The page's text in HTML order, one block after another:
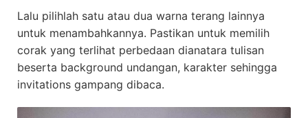
Lalu pilihlah satu atau dua warna terang lainnya
untuk menambahkannya. Pastikan untuk memilih
corak yang terlihat perbedaan dianatara tulisan
beserta background undangan, karakter sehingga
invitations gampang dibaca.